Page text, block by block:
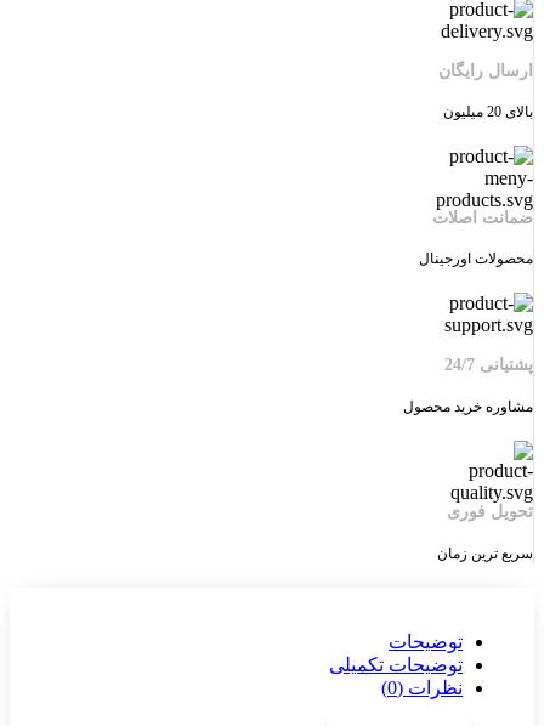
ارسال رایگان
بالای 20 میلیون
ضمانت اصلات
محصولات اورجینال
پشتیانی 24/7
مشاوره خرید محصول
تحویل فوری
سریع ترین زمان
توضیحات
توضیحات تکمیلی
نظرات (0)